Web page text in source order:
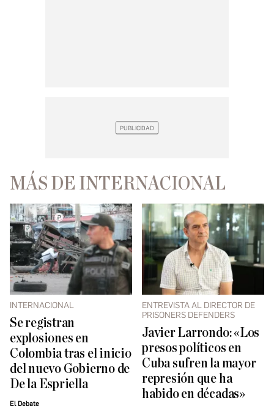
MÁS DE INTERNACIONAL
INTERNACIONAL
Se registran
explosiones en
Colombia tras el inicio
del nuevo Gobierno de
De la Espriella
El Debate
ENTREVISTA AL DIRECTOR DE
PRISONERS DEFENDERS
Javier Larrondo: «Los
presos políticos en
Cuba sufren la mayor
represión que ha
habido en décadas»